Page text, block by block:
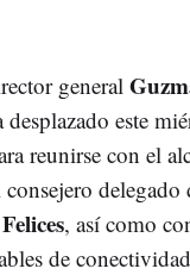
general
desplazado este
reunirse con el
delegado
, así como
de